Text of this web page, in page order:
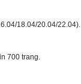
18.04/20.04/22.04).
700 trang.